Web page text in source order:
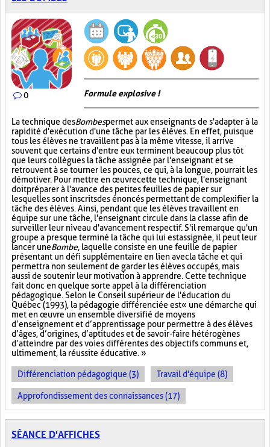
0 Formule explosive !
La technique desBombespermet aux enseignants de s'adapter à la
rapidité d'exécution d'une tâche par les élèves. En effet, puisque
tous les élèves ne travaillent pas à la même vitesse, il arrive
souvent que certains d'entre eux terminent beaucoup plus tôt
que leurs collègues la tâche assignée par l'enseignant et se
retrouvent à se tourner les pouces, ce qui, à la longue, pourrait les
démotiver. Pour mettre en œuvre cette technique, l'enseignant
doit préparer à l'avance des petites feuilles de papier sur
lesquelles sont inscrits des énoncés permettant de complexifier la
tâche des élèves. Ainsi, pendant que les élèves travaillent en
équipe sur une tâche, l'enseignant circule dans la classe afin de
surveiller leur niveau d'avancement respectif. S'il remarque qu'un
groupe a presque terminé la tâche qui lui est assignée, il peut leur
lancer uneBombe, laquelle consiste en une feuille de papier
présentant un défi supplémentaire en lien avec la tâche et qui
permettra non seulement de garder les élèves occupés, mais
aussi de soutenir leur motivation à apprendre. Cette technique
fait donc en quelque sorte appel à la différenciation
pédagogique. Selon le Conseil supérieur de l'éducation du
Québec (1993), la pédagogie différenciée est « une démarche qui
met en œuvre un ensemble diversifié de moyens
d’enseignement et d’apprentissage pour permettre à des élèves
d’âges, d’origines, d’aptitudes et de savoir-faire hétérogènes
d’atteindre par des voies différentes des objectifs communs et,
ultimement, la réussite éducative. »
Différenciation pédagogique (3) Travail d'équipe (8)
Approfondissement des connaissances (17)
SÉANCE D'AFFICHES